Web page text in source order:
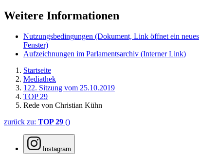
Weitere Informationen
Nutzungsbedingungen (Dokument, Link öffnet ein neues
Fenster)
Aufzeichnungen im Parlamentsarchiv (Interner Link)
Startseite
Mediathek
122. Sitzung vom 25.10.2019
TOP 29
Rede von Christian Kühn
zurück zu: TOP 29 ()
Instagram